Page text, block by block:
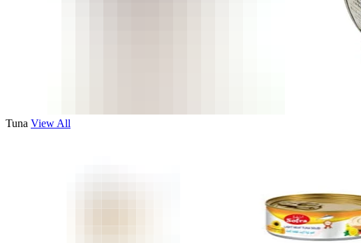
Tuna View All